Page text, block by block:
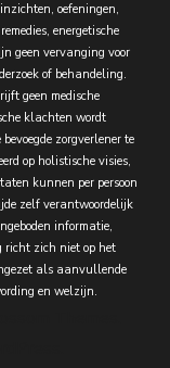
oefeningen,
energetische
geen vervanging voor
of behandeling.
geen medische
klachten wordt
zorgverlener te
op holistische visies,
kunnen per persoon
zelf verantwoordelijk
informatie,
richt zich niet op het
als aanvullende
en welzijn.